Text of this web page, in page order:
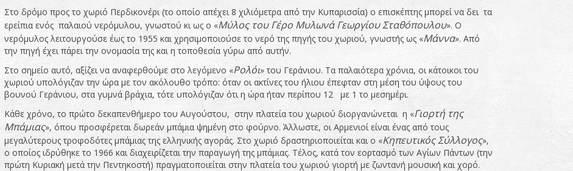
Στο δρόμο προς το χωριό Περδικονέρι (το οποίο απέχει 8 χιλιόμετρα από την Κυπαρισσία) ο επισκέπτης μπορεί να δει τα
ερείπια ενός παλαιού νερόμυλου, γνωστού κι ως ο «Μύλος του Γέρο Μυλωνά Γεωργίου Σταθόπουλου». Ο
νερόμυλος λειτουργούσε έως το 1955 και χρησιμοποιούσε το νερό της πηγής του χωριού, γνωστής ως «Μάννα». Από
την πηγή έχει πάρει την ονομασία της και η τοποθεσία γύρω από αυτήν.
Στο σημείο αυτό, αξίζει να αναφερθούμε στο λεγόμενο «Ρολόι» του Γεράνιου. Τα παλαιότερα χρόνια, οι κάτοικοι του
χωριού υπολόγιζαν την ώρα με τον ακόλουθο τρόπο: όταν οι ακτίνες του ήλιου έπεφταν στη μέση του ύψους του
βουνού Γεράνιου, στα γυμνά βράχια, τότε υπολόγιζαν ότι η ώρα ήταν περίπου 12 με 1 το μεσημέρι.
Κάθε χρόνο, το πρώτο δεκαπενθήμερο του Αυγούστου, στην πλατεία του χωριού διοργανώνεται η «Γιορτή της
Μπάμιας», όπου προσφέρεται δωρεάν μπάμια ψημένη στο φούρνο. Άλλωστε, οι Αρμενιοί είναι ένας από τους
μεγαλύτερους τροφοδότες μπάμιας της ελληνικής αγοράς. Στο χωριό δραστηριοποιείται και ο «Κηπευτικός Σύλλογος»,
ο οποίος ιδρύθηκε το 1966 και διαχειρίζεται την παραγωγή της μπάμιας. Τέλος, κατά τον εορτασμό των Αγίων Πάντων (την
πρώτη Κυριακή μετά την Πεντηκοστή) πραγματοποιείται στην πλατεία του χωριού γιορτή με ζωντανή μουσική και χορό.